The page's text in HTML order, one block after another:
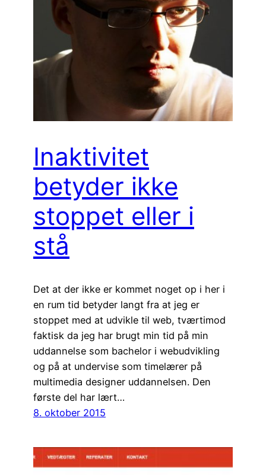
Inaktivitet
betyder ikke
stoppet eller i
stå
Det at der ikke er kommet noget op i her i
en rum tid betyder langt fra at jeg er
stoppet med at udvikle til web, tværtimod
faktisk da jeg har brugt min tid på min
uddannelse som bachelor i webudvikling
og på at undervise som timelærer på
multimedia designer uddannelsen. Den
første del har lært…
8. oktober 2015